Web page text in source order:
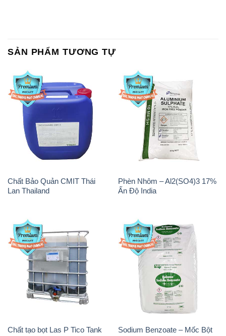
SẢN PHẨM TƯƠNG TỰ
Chất Bảo Quản CMIT Thái
Lan Thailand
Phèn Nhôm – Al2(SO4)3 17%
Ấn Độ India
Chất tạo bọt Las P Tico Tank
Sodium Benzoate – Mốc Bột